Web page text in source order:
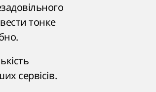
тонке
сервісів.